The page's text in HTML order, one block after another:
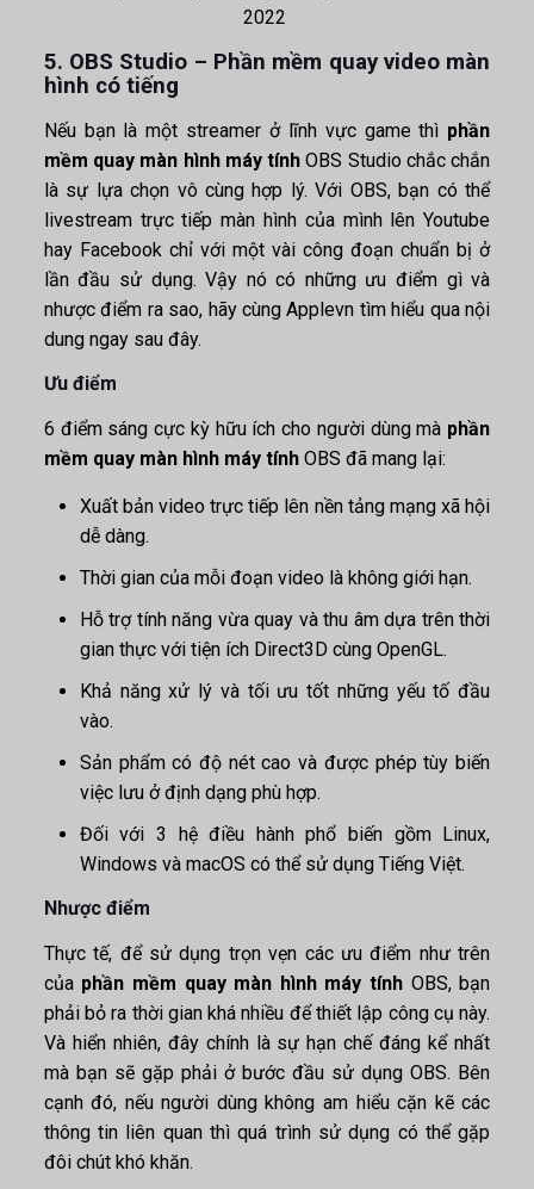
2022
5. OBS Studio – Phần mềm quay video màn
hình có tiếng
Nếu bạn là một streamer ở lĩnh vực game thì phần
mềm quay màn hình máy tínhOBS Studio chắc chắn
là sự lựa chọn vô cùng hợp lý. Với OBS, bạn có thể
livestream trực tiếp màn hình của mình lên Youtube
hay Facebook chỉ với một vài công đoạn chuẩn bị ở
lần đầu sử dụng. Vậy nó có những ưu điểm gì và
nhược điểm ra sao, hãy cùng Applevn tìm hiểu qua nội
dung ngay sau đây.
Ưu điểm
6 điểm sáng cực kỳ hữu ích cho người dùng mà phần
mềm quay màn hình máy tính OBS đã mang lại:
Xuất bản video trực tiếp lên nền tảng mạng xã hội
dễ dàng.
Thời gian của mỗi đoạn video là không giới hạn.
Hỗ trợ tính năng vừa quay và thu âm dựa trên thời
gian thực với tiện ích Direct3D cùng OpenGL.
Khả năng xử lý và tối ưu tốt những yếu tố đầu
vào.
Sản phẩm có độ nét cao và được phép tùy biến
việc lưu ở định dạng phù hợp.
Đối với 3 hệ điều hành phổ biến gồm Linux,
Windows và macOS có thể sử dụng Tiếng Việt.
Nhược điểm
Thực tế, để sử dụng trọn vẹn các ưu điểm như trên
của phần mềm quay màn hình máy tính OBS, bạn
phải bỏ ra thời gian khá nhiều để thiết lập công cụ này.
Và hiển nhiên, đây chính là sự hạn chế đáng kể nhất
mà bạn sẽ gặp phải ở bước đầu sử dụng OBS. Bên
cạnh đó, nếu người dùng không am hiểu cặn kẽ các
thông tin liên quan thì quá trình sử dụng có thể gặp
đôi chút khó khăn.